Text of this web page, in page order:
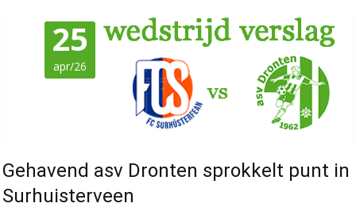
25
apr/26
Gehavend asv Dronten sprokkelt punt in
Surhuisterveen